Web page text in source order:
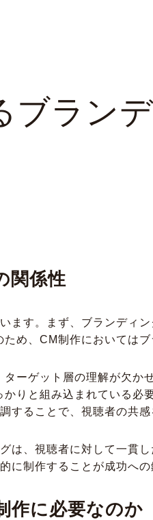
ブラン
関係性
ます。まず、ブランディ
め、CM制作においては
ーゲット層の理解が欠
りと組み込まれている
することで、視聴者の共感
は、視聴者に対して一貫
に制作することが成功への
作に必要なのか